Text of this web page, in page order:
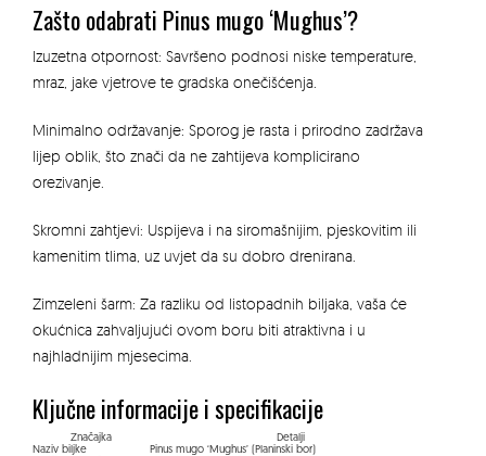
Zašto odabrati Pinus mugo ‘Mughus’?
Izuzetna otpornost: Savršeno podnosi niske temperature,
mraz, jake vjetrove te gradska onečišćenja.
Minimalno održavanje: Sporog je rasta i prirodno zadržava
lijep oblik, što znači da ne zahtijeva komplicirano
orezivanje.
Skromni zahtjevi: Uspijeva i na siromašnijim, pjeskovitim ili
kamenitim tlima, uz uvjet da su dobro drenirana.
Zimzeleni šarm: Za razliku od listopadnih biljaka, vaša će
okućnica zahvaljujući ovom boru biti atraktivna i u
najhladnijim mjesecima.
Ključne informacije i specifikacije
Značajka
Detalji
Naziv biljke
Pinus mugo ‘Mughus’ (Planinski bor)